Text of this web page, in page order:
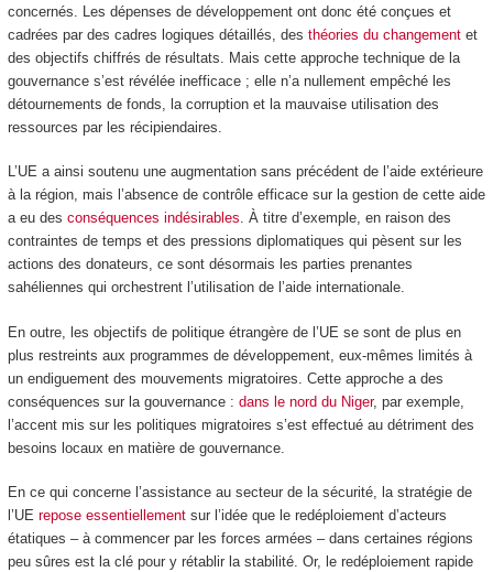
concernés. Les dépenses de développement ont donc été conçues et
cadrées par des cadres logiques détaillés, des théories du changementet
des objectifs chiffrés de résultats. Mais cette approche technique de la
gouvernance s’est révélée inefficace ; elle n’a nullement empêché les
détournements de fonds, la corruption et la mauvaise utilisation des
ressources par les récipiendaires.
L’UE a ainsi soutenu une augmentation sans précédent de l’aide extérieure
à la région, mais l’absence de contrôle efficace sur la gestion de cette aide
a eu des conséquences indésirables. À titre d’exemple, en raison des
contraintes de temps et des pressions diplomatiques qui pèsent sur les
actions des donateurs, ce sont désormais les parties prenantes
sahéliennes qui orchestrent l’utilisation de l’aide internationale.
En outre, les objectifs de politique étrangère de l’UE se sont de plus en
plus restreints aux programmes de développement, eux-mêmes limités à
un endiguement des mouvements migratoires. Cette approche a des
conséquences sur la gouvernance : dans le nord du Niger, par exemple,
l’accent mis sur les politiques migratoires s’est effectué au détriment des
besoins locaux en matière de gouvernance.
En ce qui concerne l’assistance au secteur de la sécurité, la stratégie de
l’UE repose essentiellementsur l’idée que le redéploiement d’acteurs
étatiques – à commencer par les forces armées – dans certaines régions
peu sûres est la clé pour y rétablir la stabilité. Or, le redéploiement rapide